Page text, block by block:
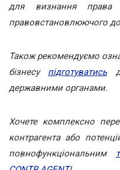
для визнання права
правовстановлюючого
Також рекомендуємо
бізнесу підготуватись
державними органами.
Хочете комплексно
контрагента або
повнофункціональним